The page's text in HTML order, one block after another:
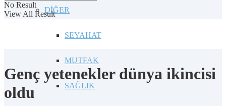
DİĞER
SEYAHAT
MUTFAK
SAĞLIK
No Result
View All Result
Genç yetenekler dünya ikincisi
oldu